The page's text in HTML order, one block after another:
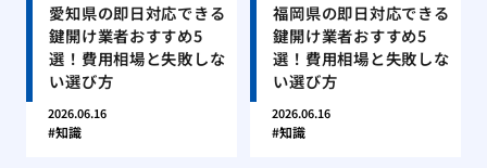
愛知県の即日対応できる
鍵開け業者おすすめ5
選！費用相場と失敗しな
い選び方
2026.06.16
知識
福岡県の即日対応できる
鍵開け業者おすすめ5
選！費用相場と失敗しな
い選び方
2026.06.16
知識